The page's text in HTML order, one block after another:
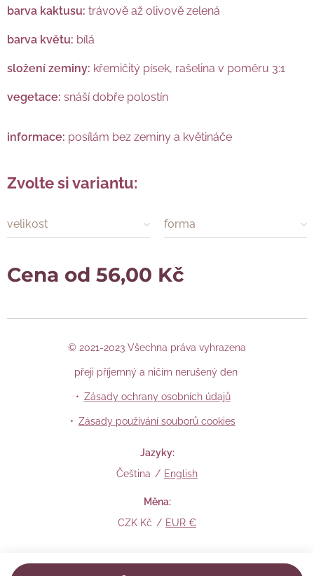
barva kaktusu: trávově až olivově zelená
barva květu: bílá
složení zeminy: křemičitý písek, rašelina v poměru 3:1
vegetace: snáší dobře polostín
informace: posílám bez zeminy a květináče
Zvolte si variantu:
velikost forma
Cena od 56,00 Kč
© 2021-2023 Všechna práva vyhrazena
přeji příjemný a ničím nerušený den
Zásady ochrany osobních údajů
Zásady používání souborů cookies
Jazyky
Čeština
English
Měna
CZK Kč
EUR €